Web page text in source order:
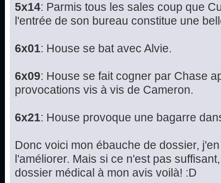
5x14: Parmis tous les sales coup que
l'entrée de son bureau constitue une
6x01: House se bat avec Alvie.
6x09: House se fait cogner par Chase
provocations vis à vis de Cameron.
6x21: House provoque une bagarre
Donc voici mon ébauche de dossier,
l'améliorer. Mais si ce n'est pas
dossier médical à mon avis voilà! :D